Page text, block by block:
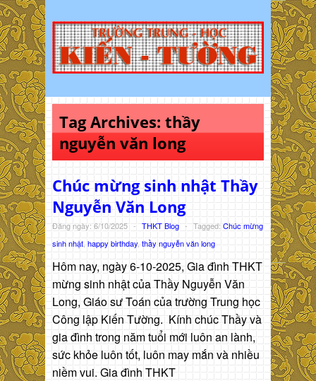
Tag Archives: thầy
nguyễn văn long
Chúc mừng sinh nhật Thầy
Nguyễn Văn Long
Đăng ngày: 6/10/2025 - THKT Blog - Tagged: Chúc mừng
sinh nhật happy birthday thầy nguyễn văn long
Hôm nay, ngày 6-10-2025, Gia đình THKT
mừng sinh nhật của Thầy Nguyễn Văn
Long, Giáo sư Toán của trường Trung học
Công lập Kiến Tường. Kính chúc Thầy và
gia đình trong năm tuổi mới luôn an lành,
sức khỏe luôn tốt, luôn may mắn và nhiều
niềm vui. Gia đình THKT